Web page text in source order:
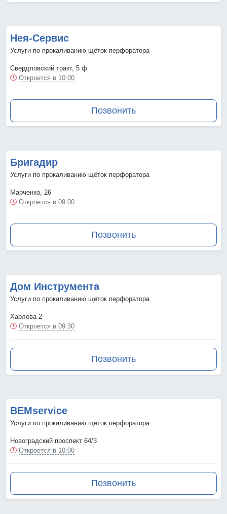
Нея-Сервис
Услуги по прокаливанию щёток перфоратора
Свердловский тракт, 5 ф
Откроется в 10:00
Позвонить
Бригадир
Услуги по прокаливанию щёток перфоратора
Марченко, 26
Откроется в 09:00
Позвонить
Дом Инструмента
Услуги по прокаливанию щёток перфоратора
Харлова 2
Откроется в 09:30
Позвонить
BEMservice
Услуги по прокаливанию щёток перфоратора
Новоградский проспект 64/3
Откроется в 10:00
Позвонить